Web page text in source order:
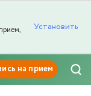
Установить